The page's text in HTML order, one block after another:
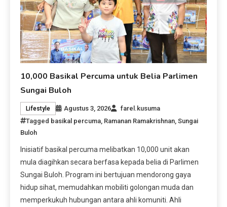
10,000 Basikal Percuma untuk Belia Parlimen
Sungai Buloh
Lifestyle Agustus 3, 2026
farel.kusuma
Tagged basikal percuma Ramanan Ramakrishnan ,Sungai
Buloh
Inisiatif basikal percuma melibatkan 10,000 unit akan
mula diagihkan secara berfasa kepada belia di Parlimen
Sungai Buloh. Program ini bertujuan mendorong gaya
hidup sihat, memudahkan mobiliti golongan muda dan
memperkukuh hubungan antara ahli komuniti. Ahli